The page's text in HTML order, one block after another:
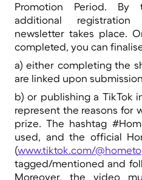
Promotion Period. By
additional
newsletter takes place.
completed, you can
a) either completing the
are linked upon
b) or publishing a TikTok
represent the reasons for
prize. The hashtag
used, and the official
(www.tiktok.com/
tagged/mentioned and
Moreover, the video